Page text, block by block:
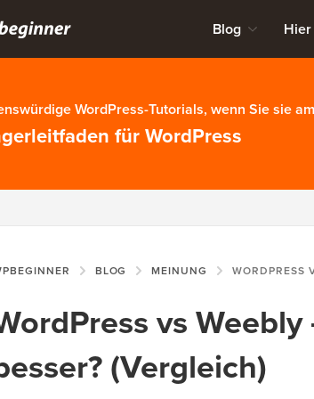
Blog
WordPress-Tutorials, wenn Sie sie
für WordPress
BLOG MEINUNG WORDPRESS VS WEEBLY – WELCHES IST
vs
(Vergleich)